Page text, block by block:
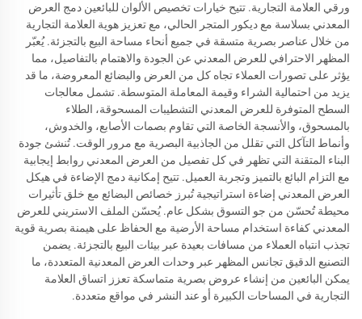
ورقي العلامة التجارية. تتيح خيارات تخصيص الألوان للبائعين دمج العرض
المعدني بسلاسة مع ديكور المتجر الحالي، مع تعزيز هوية العلامة التجارية
من خلال عناصر بصرية متسقة في جميع أنحاء مساحة البيع بالتجزئة. يُعبّر
المظهر الاحترافي للعرض المعدني عن الجودة والاهتمام بالتفاصيل، مما
يؤثر على تصورات العملاء تجاه كل من العرض والبضائع المعروضة، ما قد
يزيد من احتمالية الشراء وقيمة المعاملة المتوسطة. تشمل معالجات
السطح المتوفرة للعرض المعدني التشطيبات المسحوقة، الطلاء
بالمسحوق، والأنسجة الخاصة التي تقاوم بصمات الأصابع، والخدوش،
وأنماط التآكل التي تقلل من الجاذبية البصرية مع مرور الوقت. تُنشئ جودة
البناء المتقنة التي تظهر في كل تفصيل من العرض المعدني روابط إيجابية
مع التزام البائع بالتميز وتجربة العميل. تتيح إمكانية دمج الإضاءة في هيكل
العرض المعدني إضاءة استراتيجية تُبرز خصائص البضائع مع خلق تأثيرات
محيطة تُحسّن من جو التسوق بشكل عام. يُحسّن الملف الاستريني للعرض
المعدني كفاءة استخدام مساحة الأرضية مع الحفاظ على هيمنة بصرية قوية
تجذب انتباه العملاء من مسافات بعيدة عبر بيئات البيع بالتجزئة. يضمن
التصنيع الدقيق تجانس المظهر عبر وحدات العرض المعدنية المتعددة، ما
يمكن البائعين من إنشاء عروض بصرية متماسكة تعزز اتساق العلامة
التجارية في المساحات الكبيرة أو عند النشر في مواقع متعددة.